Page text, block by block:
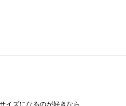
イズになるのが好きなら